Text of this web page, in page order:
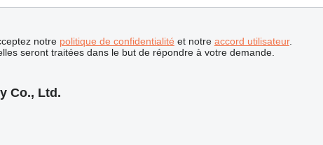
notre politique de confidentialité et notre accord utilisateur.
seront traitées dans le but de répondre à votre demande.
Co., Ltd.